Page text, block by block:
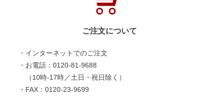
ご注文について
・インターネットでのご注文
・お電話：0120-81-9688
（10時-17時／土日・祝日除く）
・FAX：0120-23-9699